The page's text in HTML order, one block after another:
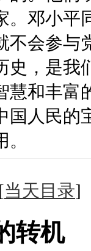
。邓小平
不会参与
史，是我
慧和丰富
国人民的
[当天目录
转机